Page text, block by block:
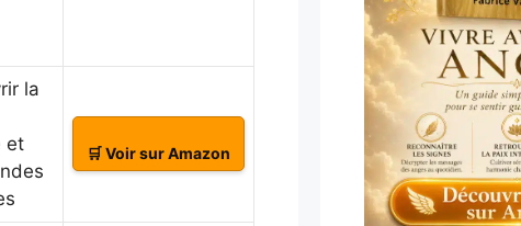
la
et
🛒 Voir sur Amazon